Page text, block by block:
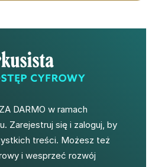
DARMO w ramach
Zarejestruj się i zaloguj, by
treści. Możesz też
i wesprzeć rozwój